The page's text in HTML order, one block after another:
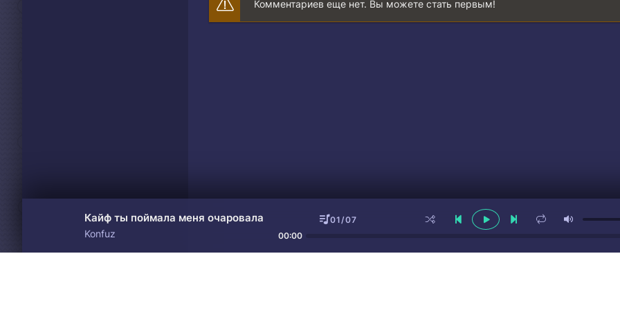
Комментариев еще нет. Вы можете стать первым!
Кайф ты поймала меня очаровала
Konfuz
01/07
00:00